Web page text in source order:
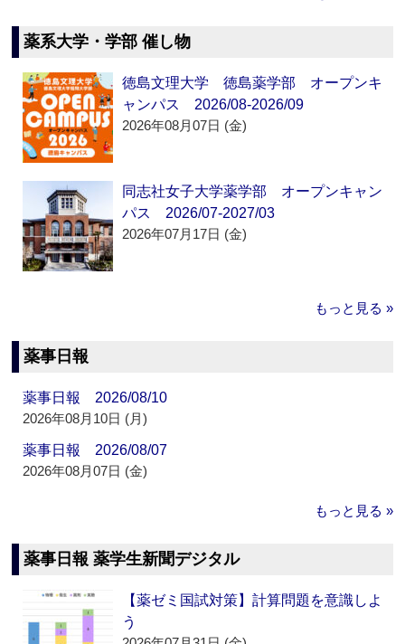
薬系大学・学部 催し物
徳島文理大学 徳島薬学部 オープンキ
ャンパス 2026/08-2026/09
2026年08月07日 (金)
同志社女子大学薬学部 オープンキャン
パス 2026/07-2027/03
2026年07月17日 (金)
もっと見る »
薬事日報
薬事日報 2026/08/10
2026年08月10日 (月)
薬事日報 2026/08/07
2026年08月07日 (金)
もっと見る »
薬事日報 薬学生新聞デジタル
【薬ゼミ国試対策】計算問題を意識しよ
う